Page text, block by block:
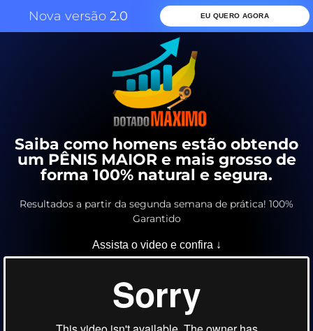
Nova versão 2.0 EU QUERO AGORA
Saiba como homens estão obtendo
um PÊNIS MAIOR e mais grosso de
forma 100% natural e segura.
Resultados a partir da segunda semana de prática! 100%
Garantido
Assista o video e confira ↓